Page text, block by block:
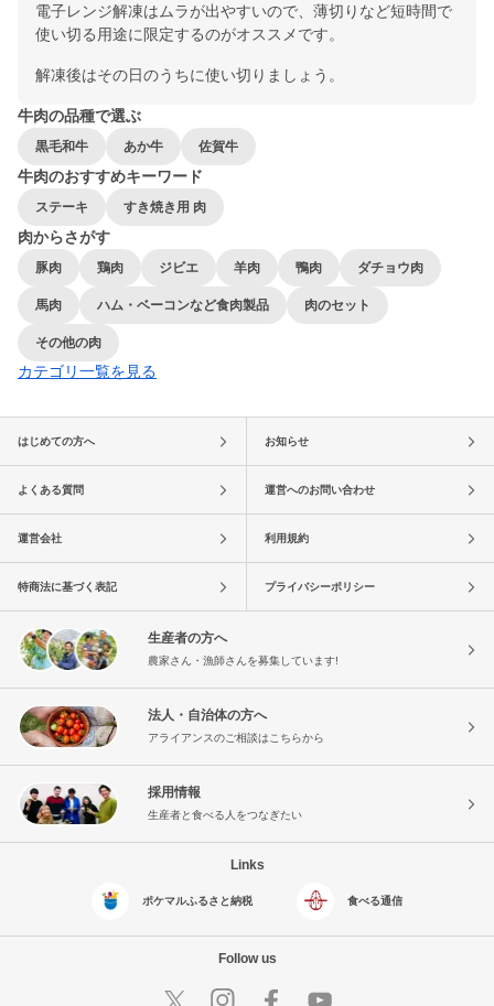
電子レンジ解凍はムラが出やすいので、薄切りなど短時間で
使い切る用途に限定するのがオススメです。
解凍後はその日のうちに使い切りましょう。
牛肉の品種で選ぶ
黒毛和牛 あか牛 佐賀牛
牛肉のおすすめキーワード
ステーキ すき焼き用 肉
肉からさがす
豚肉 鶏肉 ジビエ 羊肉 鴨肉 ダチョウ肉
馬肉 ハム・ベーコンなど食肉製品 肉のセット
その他の肉
カテゴリ一覧を見る
はじめての方へ お知らせ
よくある質問 運営へのお問い合わせ
運営会社 利用規約
特商法に基づく表記 プライバシーポリシー
生産者の方へ
農家さん・漁師さんを募集しています!
法人・自治体の方へ
アライアンスのご相談はこちらから
採用情報
生産者と食べる人をつなぎたい
Links
ポケマルふるさと納税 食べる通信
Follow us